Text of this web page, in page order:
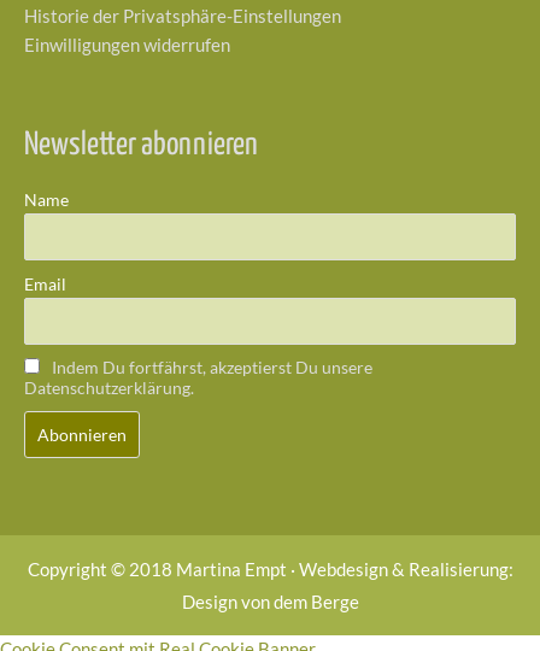
Historie der Privatsphäre-Einstellungen
Einwilligungen widerrufen
Newsletter abonnieren
Name
Email
Indem Du fortfährst, akzeptierst Du unsere
Datenschutzerklärung.
Copyright © 2018 Martina Empt · Webdesign & Realisierung:
Design von dem Berge